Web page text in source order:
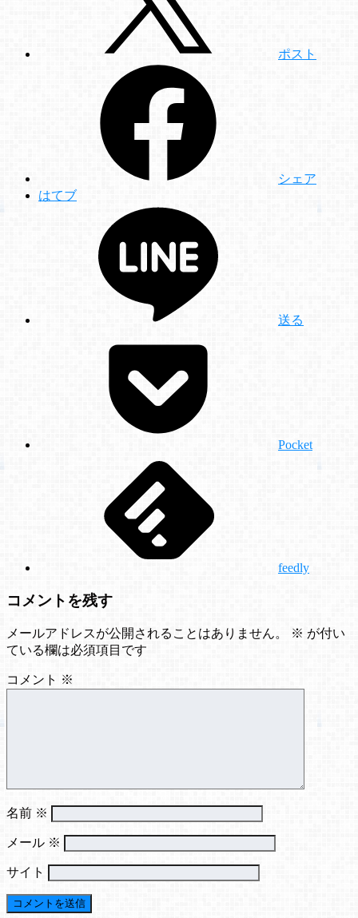
ポスト
シェア
はてブ
送る
Pocket
feedly
コメントを残す
メールアドレスが公開されることはありません。 ※ が付い
ている欄は必須項目です
コメント ※
名前 ※
メール ※
サイト